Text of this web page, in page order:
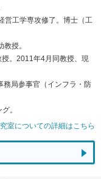
営工学専攻修了。博士（工
授。
。2011年4月同教授、現
務局参事官（インフラ・防
。
室についての詳細はこちら